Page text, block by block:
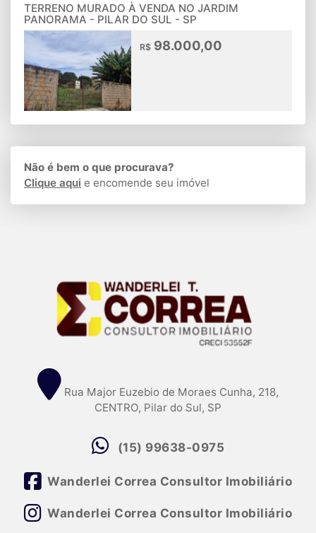
TERRENO MURADO À VENDA NO JARDIM
PANORAMA - PILAR DO SUL - SP
R$ 98.000,00
Não é bem o que procurava?
Clique aqui e encomende seu imóvel
Rua Major Euzebio de Moraes Cunha, 218,
CENTRO, Pilar do Sul, SP
(15) 99638-0975
Wanderlei Correa Consultor Imobiliário
Wanderlei Correa Consultor Imobiliário